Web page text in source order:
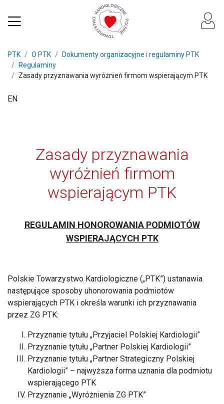
PTK O PTK
Dokumenty organizacyjne i regulaminy PTK
Regulaminy
Zasady przyznawania wyróżnień firmom wspierającym PTK
EN
Zasady przyznawania
wyróżnień firmom
wspierającym PTK
REGULAMIN HONOROWANIA PODMIOTÓW
WSPIERAJĄCYCH PTK
Polskie Towarzystwo Kardiologiczne („PTK”) ustanawia
następujące sposoby uhonorowania podmiotów
wspierających PTK i określa warunki ich przyznawania
przez ZG PTK:
Przyznanie tytułu „Przyjaciel Polskiej Kardiologii”
Przyznanie tytułu „Partner Polskiej Kardiologii”
Przyznanie tytułu „Partner Strategiczny Polskiej
Kardiologii” – najwyższa forma uznania dla podmiotu
wspierającego PTK
Przyznanie „Wyróżnienia ZG PTK”